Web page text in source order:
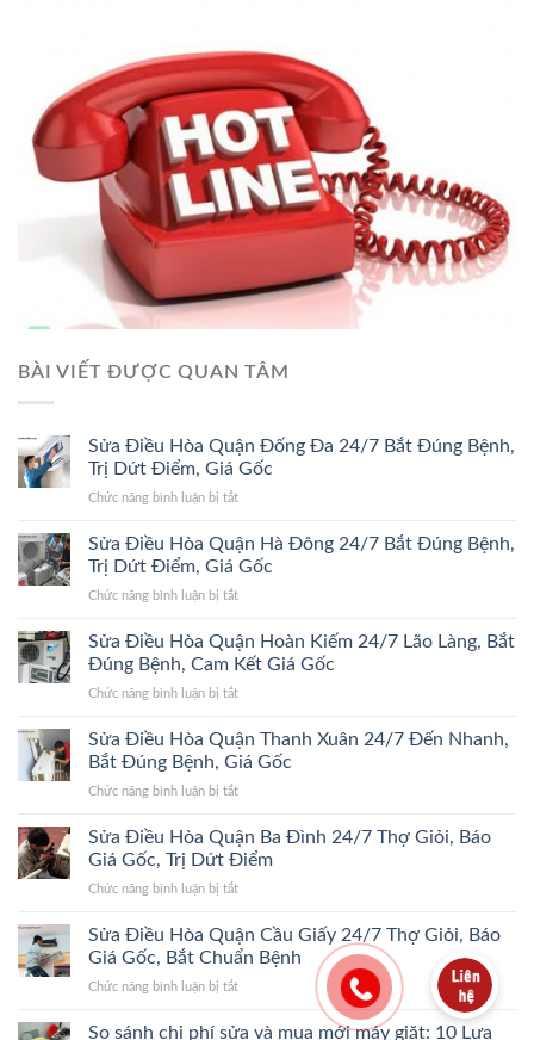
BÀI VIẾT ĐƯỢC QUAN TÂM
Sửa Điều Hòa Quận Đống Đa 24/7 Bắt Đúng Bệnh,
Trị Dứt Điểm, Giá Gốc
Chức năng bình luận bị tắtở
Điều
Hòa
Đống
24/7
Bắt
Bệnh,
Dứt
Điểm,
Sửa Điều Hòa Quận Hà Đông 24/7 Bắt Đúng Bệnh,
Trị Dứt Điểm, Giá Gốc
Chức năng bình luận bị tắtở
Điều
Hòa
Hà
24/7
Bắt
Bệnh,
Dứt
Điểm,
Sửa Điều Hòa Quận Hoàn Kiếm 24/7 Lão Làng, Bắt
Đúng Bệnh, Cam Kết Giá Gốc
Chức năng bình luận bị tắtở
Điều
Hòa
Hoàn
24/7
Lão
Bắt
Bệnh,
Cam
Sửa Điều Hòa Quận Thanh Xuân 24/7 Đến Nhanh,
Bắt Đúng Bệnh, Giá Gốc
Chức năng bình luận bị tắtở
Điều
Hòa
Thanh
24/7
Đến
Bắt
Bệnh,
Sửa Điều Hòa Quận Ba Đình 24/7 Thợ Giỏi, Báo
Giá Gốc, Trị Dứt Điểm
Chức năng bình luận bị tắtở
Điều
Hòa
Ba
24/7
Sửa Điều Hòa Quận Cầu Giấy 24/7 Thợ Giỏi, Báo
Giá Gốc, Bắt Chuẩn Bệnh
Chức năng bình luận bị tắtở
Điều
So sánh chi phí sửa và mua mới máy giặt: 10 Lựa